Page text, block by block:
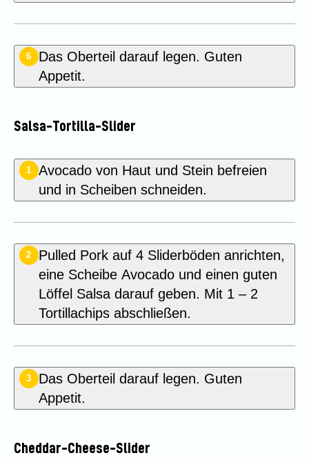
6
Das Oberteil darauf legen. Guten
Appetit.
Salsa-Tortilla-Slider
1
Avocado von Haut und Stein befreien
und in Scheiben schneiden.
2
Pulled Pork auf 4 Sliderböden anrichten,
eine Scheibe Avocado und einen guten
Löffel Salsa darauf geben. Mit 1 – 2
Tortillachips abschließen.
3
Das Oberteil darauf legen. Guten
Appetit.
Cheddar-Cheese-Slider